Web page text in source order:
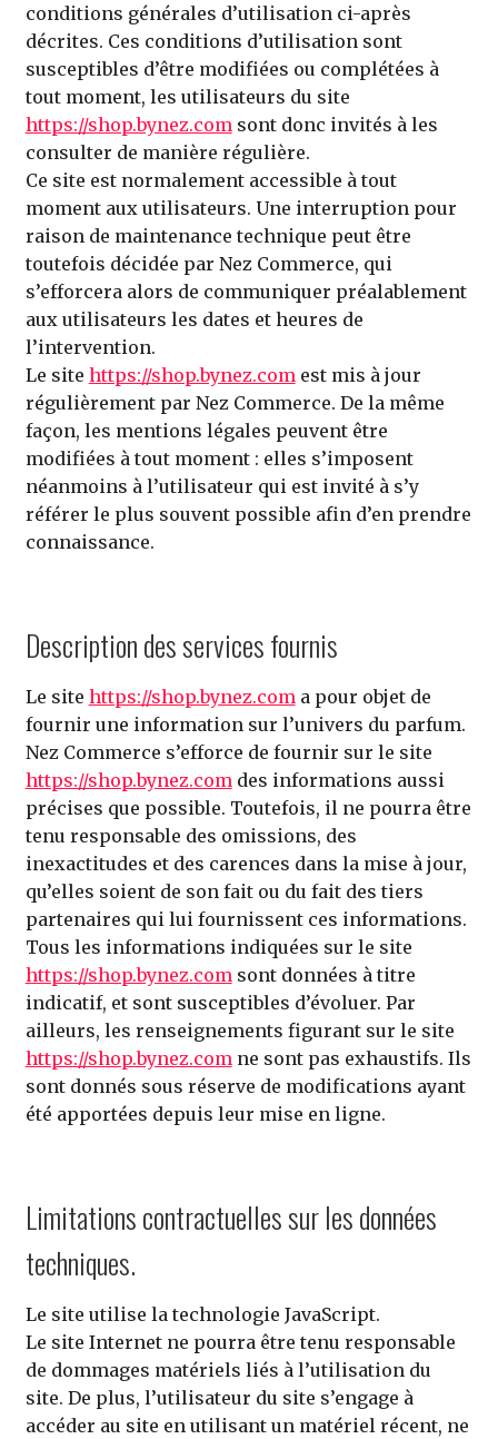
conditions générales d’utilisation ci-après
décrites. Ces conditions d’utilisation sont
susceptibles d’être modifiées ou complétées à
tout moment, les utilisateurs du site
https://shop.bynez.com sont donc invités à les
consulter de manière régulière.
Ce site est normalement accessible à tout
moment aux utilisateurs. Une interruption pour
raison de maintenance technique peut être
toutefois décidée par Nez Commerce, qui
s’efforcera alors de communiquer préalablement
aux utilisateurs les dates et heures de
l’intervention.
Le site https://shop.bynez.com est mis à jour
régulièrement par Nez Commerce. De la même
façon, les mentions légales peuvent être
modifiées à tout moment : elles s’imposent
néanmoins à l’utilisateur qui est invité à s’y
référer le plus souvent possible afin d’en prendre
connaissance.
Description des services fournis
Le site https://shop.bynez.coma pour objet de
fournir une information sur l’univers du parfum.
Nez Commerce s’efforce de fournir sur le site
https://shop.bynez.comdes informations aussi
précises que possible. Toutefois, il ne pourra être
tenu responsable des omissions, des
inexactitudes et des carences dans la mise à jour,
qu’elles soient de son fait ou du fait des tiers
partenaires qui lui fournissent ces informations.
Tous les informations indiquées sur le site
https://shop.bynez.comsont données à titre
indicatif, et sont susceptibles d’évoluer. Par
ailleurs, les renseignements figurant sur le site
https://shop.bynez.comne sont pas exhaustifs. Ils
sont donnés sous réserve de modifications ayant
été apportées depuis leur mise en ligne.
Limitations contractuelles sur les données
techniques.
Le site utilise la technologie JavaScript.
Le site Internet ne pourra être tenu responsable
de dommages matériels liés à l’utilisation du
site. De plus, l’utilisateur du site s’engage à
accéder au site en utilisant un matériel récent, ne